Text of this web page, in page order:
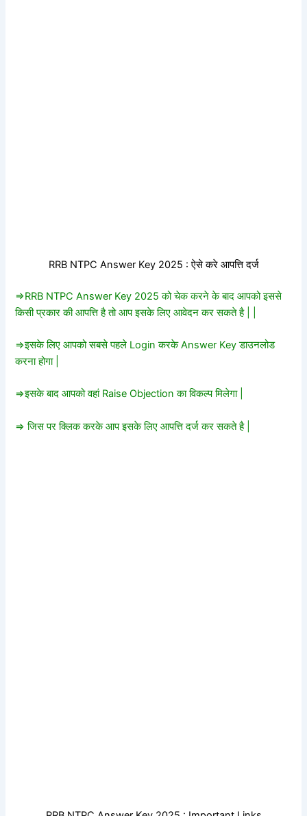
RRB NTPC Answer Key 2025 : ऐसे करे आपत्ति दर्ज
=>RRB NTPC Answer Key 2025 को चेक करने के बाद आपको इससे
किसी प्रकार की आपत्ति है तो आप इसके लिए आवेदन कर सकते है | |
=>इसके लिए आपको सबसे पहले Login करके Answer Key डाउनलोड
करना होगा |
=>इसके बाद आपको वहां Raise Objection का विकल्प मिलेगा |
=> जिस पर क्लिक करके आप इसके लिए आपत्ति दर्ज कर सकते है |